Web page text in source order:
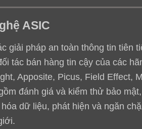
ASIC
giải pháp an toàn thông tin tiên
tác bán hàng tin cậy của các
Apposite, Picus, Field Effect,
đánh giá và kiểm thử bảo
dữ liệu, phát hiện và ngăn